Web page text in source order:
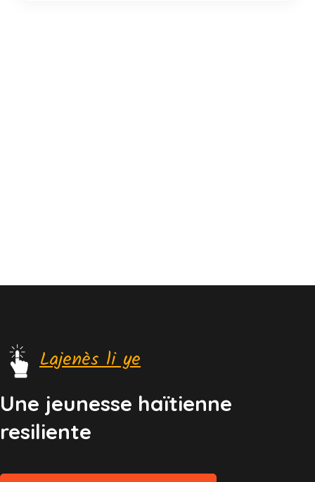
Lajenès li ye
Une jeunesse haïtienne
resiliente